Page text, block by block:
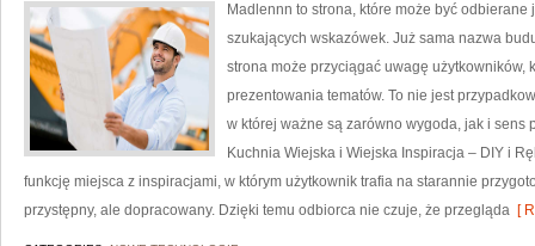
Madlennn to strona, które może być
szukających wskazówek. Już sama nazwa
strona może przyciągać uwagę użytkowników,
prezentowania tematów. To nie jest
w której ważne są zarówno wygoda, jak i sens
Kuchnia Wiejska i Wiejska Inspiracja – DIY i
funkcję miejsca z inspiracjami, w którym użytkownik trafia na starannie
przystępny, ale dopracowany. Dzięki temu odbiorca nie czuje, że przegląda [